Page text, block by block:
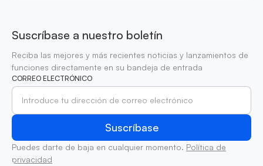
Suscríbase a nuestro boletín
Reciba las mejores y más recientes noticias y lanzamientos de
funciones directamente en su bandeja de entrada
CORREO ELECTRÓNICO
Puedes darte de baja en cualquier momento. Política de
privacidad